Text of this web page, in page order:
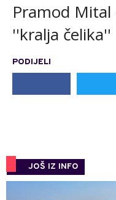
Pramod
''kralja čelika''
PODIJELI
JOŠ IZ INFO